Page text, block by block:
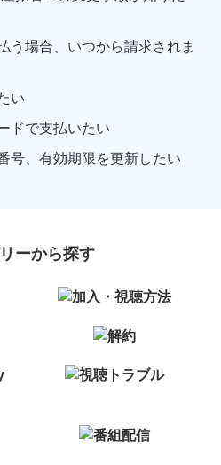
う場合、いつから請求されま
い
ドで支払いたい
号、有効期限を更新したい
ーから探す